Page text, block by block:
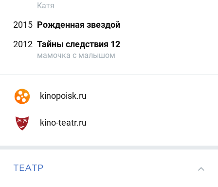
Катя
2015 Рожденная звездой
2012 Тайны следствия 12
мамочка с малышом
kinopoisk.ru
kino-teatr.ru
ТЕАТР